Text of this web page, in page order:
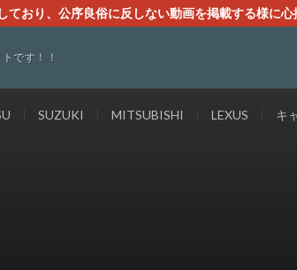
おり、公序良俗に反しない動画を掲載する様に
です！！
SUZUKI MITSUBISHI LEXUS キ